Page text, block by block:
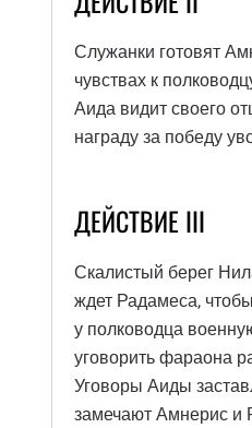
Служанки готовят
чувствах к
Аида видит своего
награду за победу
ДЕЙСТВИЕ III
Скалистый берег
ждет Радамеса,
у полководца
уговорить фараона
Уговоры Аиды
замечают Амнерис и